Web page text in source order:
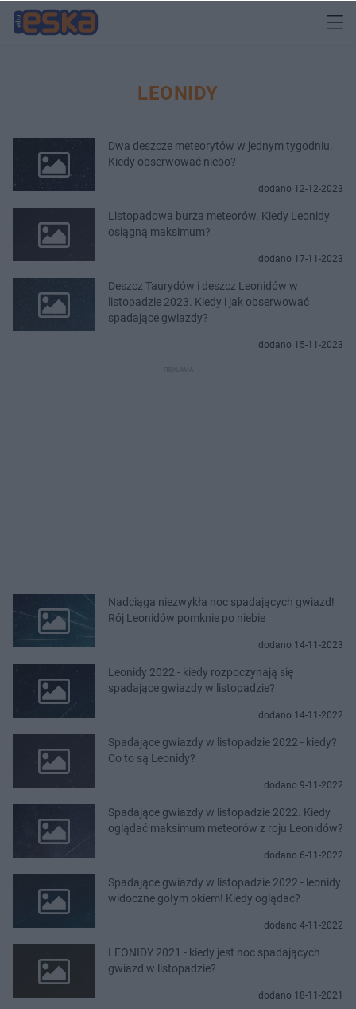
LEONIDY
Dwa deszcze meteorytów w jednym tygodniu.
Kiedy obserwować niebo?
dodano 12-12-2023
Listopadowa burza meteorów. Kiedy Leonidy
osiągną maksimum?
dodano 17-11-2023
Deszcz Taurydów i deszcz Leonidów w
listopadzie 2023. Kiedy i jak obserwować
spadające gwiazdy?
dodano 15-11-2023
Nadciąga niezwykła noc spadających gwiazd!
Rój Leonidów pomknie po niebie
dodano 14-11-2023
Leonidy 2022 - kiedy rozpoczynają się
spadające gwiazdy w listopadzie?
dodano 14-11-2022
Spadające gwiazdy w listopadzie 2022 - kiedy?
Co to są Leonidy?
dodano 9-11-2022
Spadające gwiazdy w listopadzie 2022. Kiedy
oglądać maksimum meteorów z roju Leonidów?
dodano 6-11-2022
Spadające gwiazdy w listopadzie 2022 - leonidy
widoczne gołym okiem! Kiedy oglądać?
dodano 4-11-2022
LEONIDY 2021 - kiedy jest noc spadających
gwiazd w listopadzie?
dodano 18-11-2021